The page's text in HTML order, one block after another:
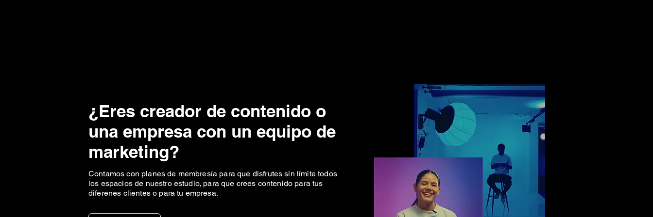
¿Eres creador de contenido o
una empresa con un equipo de
marketing?
Contamos con planes de membresía para que disfrutes sin límite todos
los espacios de nuestro estudio, para que crees contenido para tus
diferenes clientes o para tu empresa.